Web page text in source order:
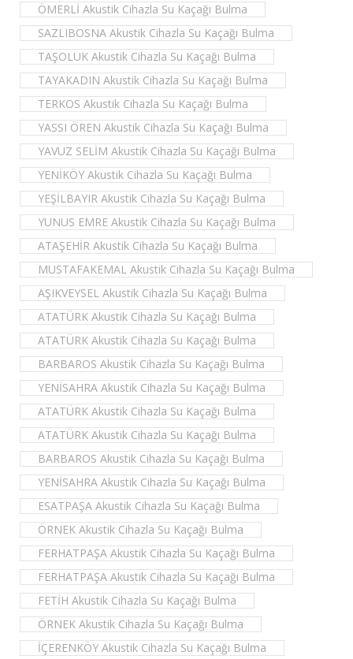
ÖMERLİ Akustik Cihazla Su Kaçağı Bulma
SAZLIBOSNA Akustik Cihazla Su Kaçağı Bulma
TAŞOLUK Akustik Cihazla Su Kaçağı Bulma
TAYAKADIN Akustik Cihazla Su Kaçağı Bulma
TERKOS Akustik Cihazla Su Kaçağı Bulma
YASSI ÖREN Akustik Cihazla Su Kaçağı Bulma
YAVUZ SELİM Akustik Cihazla Su Kaçağı Bulma
YENİKÖY Akustik Cihazla Su Kaçağı Bulma
YEŞİLBAYIR Akustik Cihazla Su Kaçağı Bulma
YUNUS EMRE Akustik Cihazla Su Kaçağı Bulma
ATAŞEHİR Akustik Cihazla Su Kaçağı Bulma
MUSTAFAKEMAL Akustik Cihazla Su Kaçağı Bulma
AŞIKVEYSEL Akustik Cihazla Su Kaçağı Bulma
ATATÜRK Akustik Cihazla Su Kaçağı Bulma
ATATÜRK Akustik Cihazla Su Kaçağı Bulma
BARBAROS Akustik Cihazla Su Kaçağı Bulma
YENİSAHRA Akustik Cihazla Su Kaçağı Bulma
ATATÜRK Akustik Cihazla Su Kaçağı Bulma
ATATÜRK Akustik Cihazla Su Kaçağı Bulma
BARBAROS Akustik Cihazla Su Kaçağı Bulma
YENİSAHRA Akustik Cihazla Su Kaçağı Bulma
ESATPAŞA Akustik Cihazla Su Kaçağı Bulma
ÖRNEK Akustik Cihazla Su Kaçağı Bulma
FERHATPAŞA Akustik Cihazla Su Kaçağı Bulma
FERHATPAŞA Akustik Cihazla Su Kaçağı Bulma
FETİH Akustik Cihazla Su Kaçağı Bulma
ÖRNEK Akustik Cihazla Su Kaçağı Bulma
İÇERENKÖY Akustik Cihazla Su Kaçağı Bulma